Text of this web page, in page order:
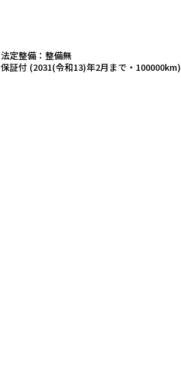
法定整備：整備無
保証付 (2031(令和13)年2月まで・100000km)